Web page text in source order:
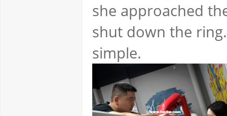
she approached
shut down the
simple.